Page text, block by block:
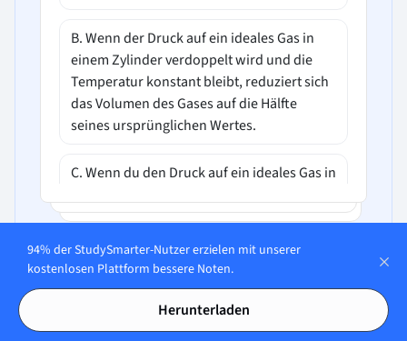
B. Wenn der Druck auf ein ideales Gas in
einem Zylinder verdoppelt wird und die
Temperatur konstant bleibt, reduziert sich
das Volumen des Gases auf die Hälfte
seines ursprünglichen Wertes.
C. Wenn du den Druck auf ein ideales Gas in
Temperatur konstant bleibt, erhöht sich
D. Wenn du den Druck auf ein ideales Gas
in einem Zylinder verdoppelst und die
Temperatur konstant bleibt, wird das
In unserer App öffnen
94% der StudySmarter-Nutzer erzielen mit unserer
kostenlosen Plattform bessere Noten.
Herunterladen